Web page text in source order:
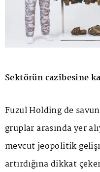
Sektörün cazibesine
Fuzul Holding de
gruplar arasında yer
mevcut jeopolitik
artırdığına dikkat